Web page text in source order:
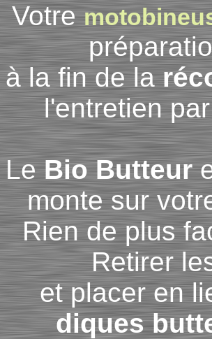
Votre
à la fin de la
l'entretien
LeBio Butteur
monte sur
Rien de plus
Retirer
et placer en
diques